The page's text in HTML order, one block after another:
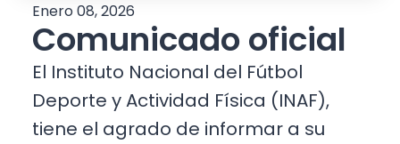
Enero 08, 2026
Comunicado oficial
El Instituto Nacional del Fútbol
Deporte y Actividad Física (INAF),
tiene el agrado de informar a su